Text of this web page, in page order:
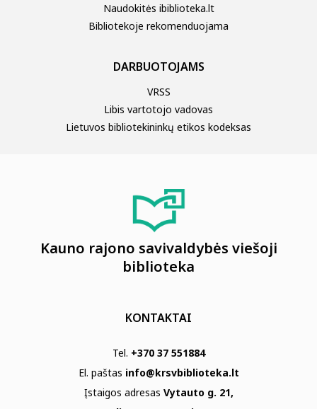
Naudokitės ibiblioteka.lt
Bibliotekoje rekomenduojama
DARBUOTOJAMS
VRSS
Libis vartotojo vadovas
Lietuvos bibliotekininkų etikos kodeksas
Kauno rajono savivaldybės viešoji
biblioteka
KONTAKTAI
Tel. +370 37 551884
El. paštas info@krsvbiblioteka.lt
Įstaigos adresas Vytauto g. 21,